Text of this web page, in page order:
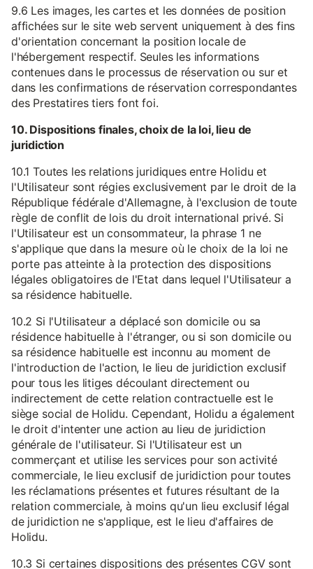
9.6 Les images, les cartes et les données de position
affichées sur le site web servent uniquement à des fins
d'orientation concernant la position locale de
l'hébergement respectif. Seules les informations
contenues dans le processus de réservation ou sur et
dans les confirmations de réservation correspondantes
des Prestatires tiers font foi.
10. Dispositions finales, choix de la loi, lieu de
juridiction
10.1 Toutes les relations juridiques entre Holidu et
l'Utilisateur sont régies exclusivement par le droit de la
République fédérale d'Allemagne, à l'exclusion de toute
règle de conflit de lois du droit international privé. Si
l'Utilisateur est un consommateur, la phrase 1 ne
s'applique que dans la mesure où le choix de la loi ne
porte pas atteinte à la protection des dispositions
légales obligatoires de l'Etat dans lequel l'Utilisateur a
sa résidence habituelle.
10.2 Si l'Utilisateur a déplacé son domicile ou sa
résidence habituelle à l'étranger, ou si son domicile ou
sa résidence habituelle est inconnu au moment de
l'introduction de l'action, le lieu de juridiction exclusif
pour tous les litiges découlant directement ou
indirectement de cette relation contractuelle est le
siège social de Holidu. Cependant, Holidu a également
le droit d'intenter une action au lieu de juridiction
générale de l'utilisateur. Si l'Utilisateur est un
commerçant et utilise les services pour son activité
commerciale, le lieu exclusif de juridiction pour toutes
les réclamations présentes et futures résultant de la
relation commerciale, à moins qu'un lieu exclusif légal
de juridiction ne s'applique, est le lieu d'affaires de
Holidu.
10.3 Si certaines dispositions des présentes CGV sont